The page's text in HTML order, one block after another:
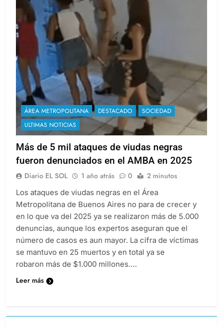
ÁREA METROPOLITANA DESTACADO
SOCIEDAD
ULTIMAS NOTICIAS
Más de 5 mil ataques de viudas negras
fueron denunciados en el AMBA en 2025
Diario EL SOL 1 año atrás 0 2 minutos
Los ataques de viudas negras en el Área
Metropolitana de Buenos Aires no para de crecer y
en lo que va del 2025 ya se realizaron más de 5.000
denuncias, aunque los expertos aseguran que el
número de casos es aun mayor. La cifra de víctimas
se mantuvo en 25 muertos y en total ya se
robaron más de $1.000 millones….
Leer más